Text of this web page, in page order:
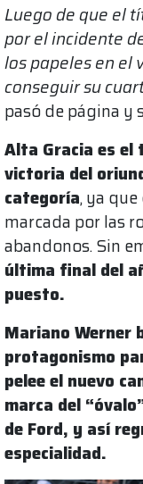
Luego de que el
por el incidente
los papeles en el
conseguir su
pasó de página y
Alta Gracia es
victoria del
categoría, ya
marcada por las
abandonos. Sin
última final del
puesto.
Mariano Werner
protagonismo
pelee el nuevo
marca del
de Ford, y así
especialidad.